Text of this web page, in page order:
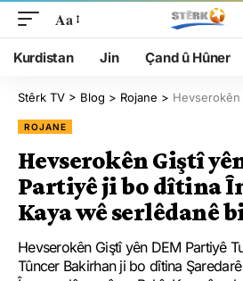
Aa
Kurdistan Jin Çand û Hûner
Stêrk TV > Blog > Rojane > Hevserokên Giştî yên DEM
ROJANE
Hevserokên Giştî
Partiyê ji bo dîtina
Kaya wê serlêdanê
Hevserokên Giştî yên DEM Partiyê
Tûncer Bakirhan ji bo dîtina